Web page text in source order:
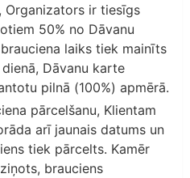
Organizators ir tiesīgs
50% no Dāvanu
laiks tiek mainīts
Dāvanu karte
pilnā (100%) apmērā.
pārcelšanu, Klientam
arī jaunais datums un
tiek pārcelts. Kamēr
brauciens